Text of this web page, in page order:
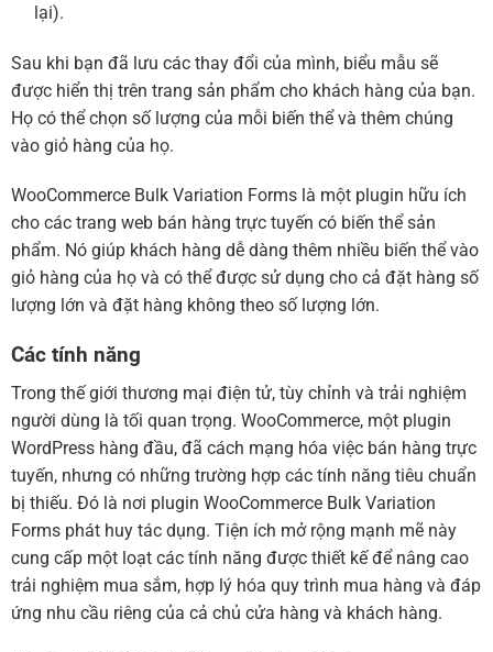
lại).
Sau khi bạn đã lưu các thay đổi của mình, biểu mẫu sẽ
được hiển thị trên trang sản phẩm cho khách hàng của bạn.
Họ có thể chọn số lượng của mỗi biến thể và thêm chúng
vào giỏ hàng của họ.
WooCommerce Bulk Variation Forms là một plugin hữu ích
cho các trang web bán hàng trực tuyến có biến thể sản
phẩm. Nó giúp khách hàng dễ dàng thêm nhiều biến thể vào
giỏ hàng của họ và có thể được sử dụng cho cả đặt hàng số
lượng lớn và đặt hàng không theo số lượng lớn.
Các tính năng
Trong thế giới thương mại điện tử, tùy chỉnh và trải nghiệm
người dùng là tối quan trọng. WooCommerce, một plugin
WordPress hàng đầu, đã cách mạng hóa việc bán hàng trực
tuyến, nhưng có những trường hợp các tính năng tiêu chuẩn
bị thiếu. Đó là nơi plugin WooCommerce Bulk Variation
Forms phát huy tác dụng. Tiện ích mở rộng mạnh mẽ này
cung cấp một loạt các tính năng được thiết kế để nâng cao
trải nghiệm mua sắm, hợp lý hóa quy trình mua hàng và đáp
ứng nhu cầu riêng của cả chủ cửa hàng và khách hàng.